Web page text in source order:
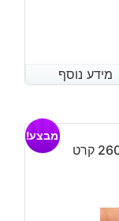
מידע נוסף
מידע נוסף
מבצע!